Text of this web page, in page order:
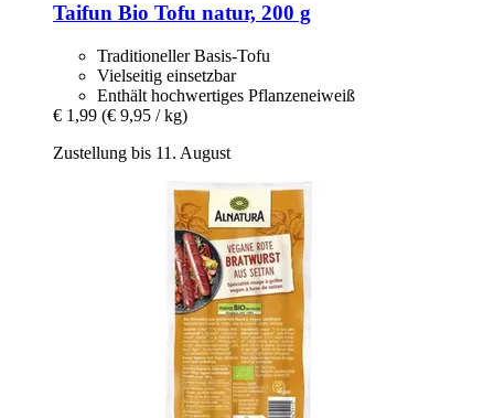
Taifun Bio Tofu natur, 200 g
Traditioneller Basis-Tofu
Vielseitig einsetzbar
Enthält hochwertiges Pflanzeneiweiß
€ 1,99 (€ 9,95 / kg)
Zustellung bis 11. August